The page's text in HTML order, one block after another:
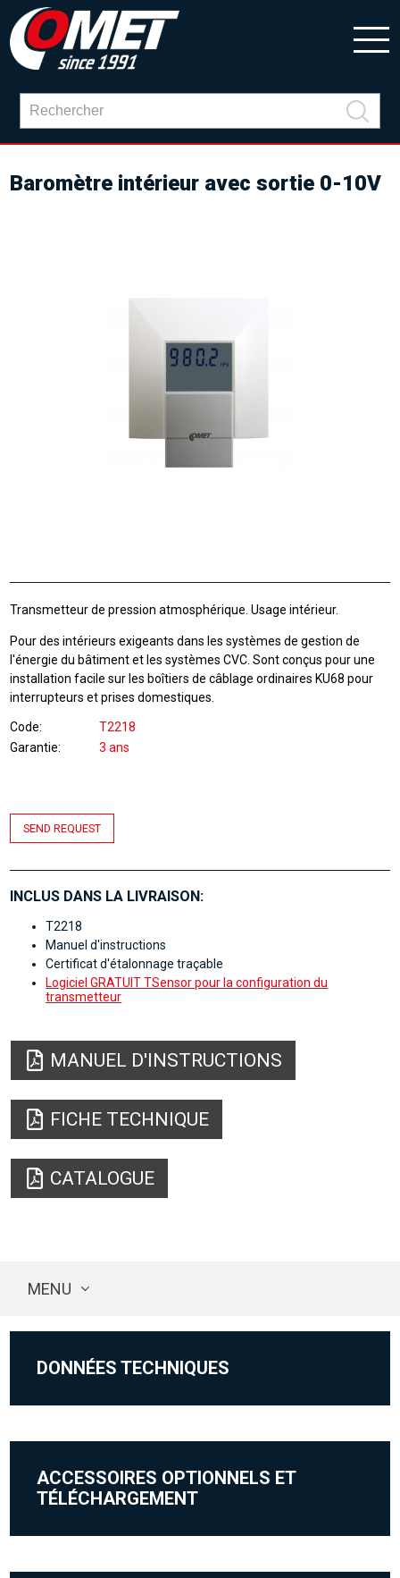
Baromètre intérieur avec sortie 0-10V
Transmetteur de pression atmosphérique. Usage intérieur.
Pour des intérieurs exigeants dans les systèmes de gestion de
l'énergie du bâtiment et les systèmes CVC. Sont conçus pour une
installation facile sur les boîtiers de câblage ordinaires KU68 pour
interrupteurs et prises domestiques.
Code
T2218
Garantie
3 ans
SEND REQUEST
INCLUS DANS LA LIVRAISON:
T2218
Manuel d'instructions
Certificat d'étalonnage traçable
Logiciel GRATUIT TSensor pour la configuration du
transmetteur
MANUEL D'INSTRUCTIONS
FICHE TECHNIQUE
CATALOGUE
MENU
DONNÉES TECHNIQUES
ACCESSOIRES OPTIONNELS ET
TÉLÉCHARGEMENT